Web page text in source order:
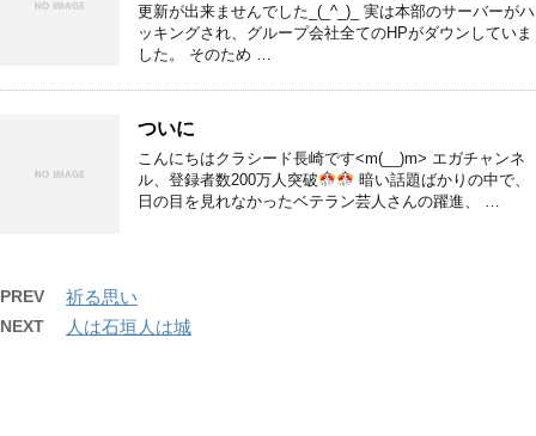
更新が出来ませんでした_(_^_)_ 実は本部のサーバーがハ
ッキングされ、グループ会社全てのHPがダウンしていま
した。 そのため …
ついに
こんにちはクラシード長崎です<m(__)m> エガチャンネ
ル、登録者数200万人突破
暗い話題ばかりの中で、
日の目を見れなかったベテラン芸人さんの躍進、 …
PREV 祈る思い
NEXT 人は石垣人は城